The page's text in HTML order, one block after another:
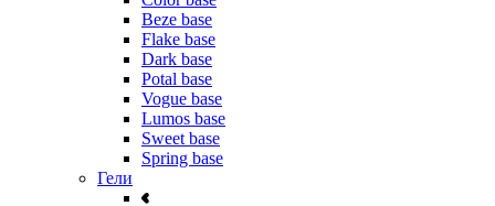
Beze base
Flake base
Dark base
Potal base
Vogue base
Lumos base
Sweet base
Spring base
Гели